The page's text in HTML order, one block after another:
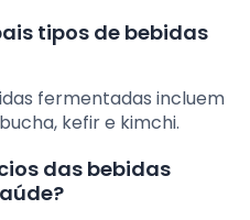
tipos de bebidas
fermentadas incluem
kefir e kimchi.
das bebidas